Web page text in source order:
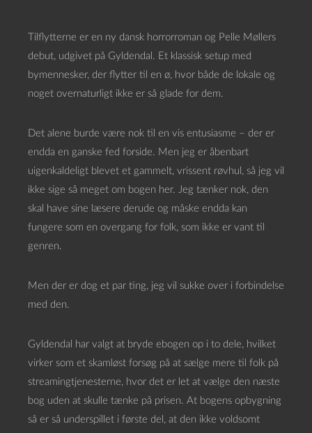
Tilflytterne er en ny dansk horrorroman og Pelle Møllers
debut, udgivet på Gyldendal. Et klassisk setup med
bymennesker, der flytter til en ø, hvor både de lokale og
noget overnaturligt ikke er så glade for dem.
Det alene burde være nok til en vis entusiasme – der er
endda en ganske fed forside. Men jeg er åbenbart
uigenkaldeligt blevet et gammelt, vrissent røvhul, så jeg vil
ikke sige så meget om bogen her. Jeg tænker nok, den
skal have sine læsere derude og måske endda kan
fungere som en overgang for folk, som ikke er vant til
genren.
Men der er dog et par ting, jeg vil sukke over i forbindelse
med den.
Gyldendal har valgt at bryde ebogen op i to dele, hvilket
virker som et skamløst forsøg på at sælge mere til folk på
streamingtjenesterne, hvor det er let at vælge den næste
bog uden at skulle tænke på prisen. At bogens opbygning
så er så underspillet i første del, at den ikke voldsomt